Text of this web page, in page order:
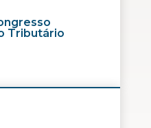
Tributário